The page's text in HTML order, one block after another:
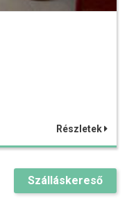
Részletek
Szálláskereső